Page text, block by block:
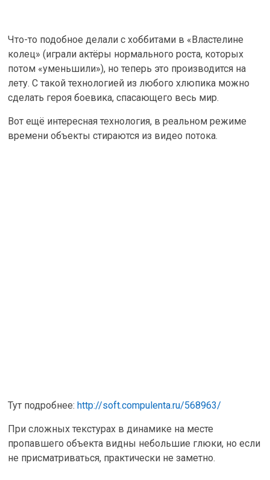
Что-то подобное делали с хоббитами в «Властелине
колец» (играли актёры нормального роста, которых
потом «уменьшили»), но теперь это производится на
лету. С такой технологией из любого хлюпика можно
сделать героя боевика, спасающего весь мир.
Вот ещё интересная технология, в реальном режиме
времени объекты стираются из видео потока.
Тут подробнее:http://soft.compulenta.ru/568963/
При сложных текстурах в динамике на месте
пропавшего объекта видны небольшие глюки, но если
не присматриваться, практически не заметно.